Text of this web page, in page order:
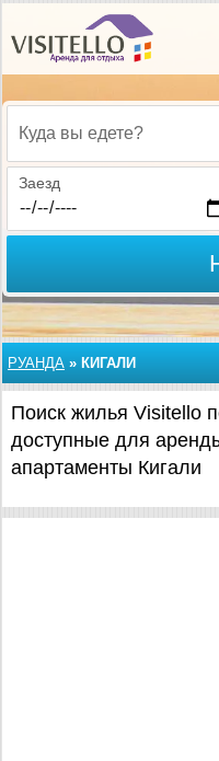
Куда вы едете?
Заезд
РУАНДА » КИГАЛИ
Поиск жилья Visitello
доступные для
апартаменты Кигали